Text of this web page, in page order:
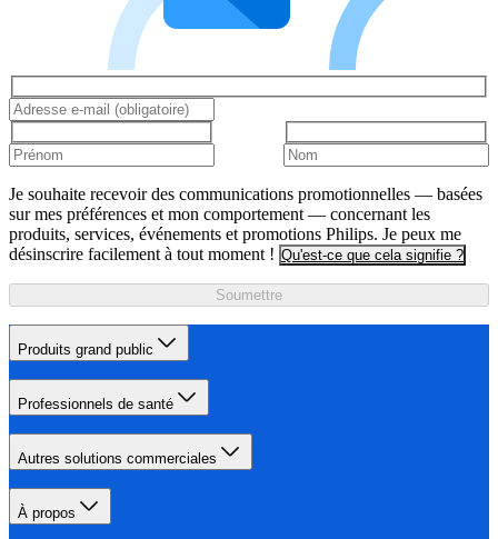
Je souhaite recevoir des communications promotionnelles — basées
sur mes préférences et mon comportement — concernant les
produits, services, événements et promotions Philips. Je peux me
désinscrire facilement à tout moment ! Qu'est-ce que cela signifie ?
Soumettre
Produits grand public
Professionnels de santé
Autres solutions commerciales
À propos